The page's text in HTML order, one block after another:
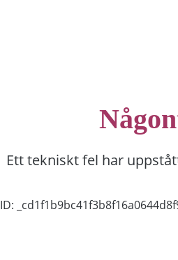
Ett tekniskt fel har
ID: